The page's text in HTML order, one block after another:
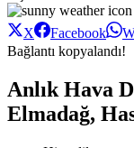
X Facebook
Bağlantı kopyalandı!
Anlık Hava
Elmadağ,